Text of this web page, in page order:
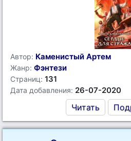
Автор: Каменистый Артем
Жанр: Фэнтези
Страниц: 131
Дата добавления: 26-07-2020
Читать